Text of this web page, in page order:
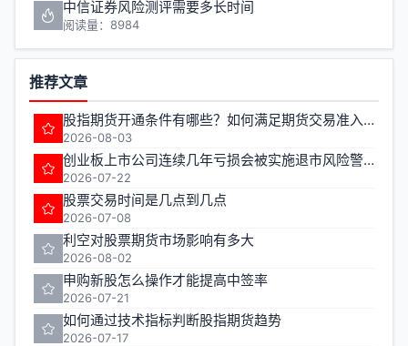
中信证券风险测评需要多长时间
阅读量：8984
推荐文章
股指期货开通条件有哪些？如何满足期货交易准入要求？
2026-08-03
创业板上市公司连续几年亏损会被实施退市风险警示
2026-07-22
股票交易时间是几点到几点
2026-07-08
利空对股票期货市场影响有多大
2026-08-02
申购新股怎么操作才能提高中签率
2026-07-21
如何通过技术指标判断股指期货趋势
2026-07-17